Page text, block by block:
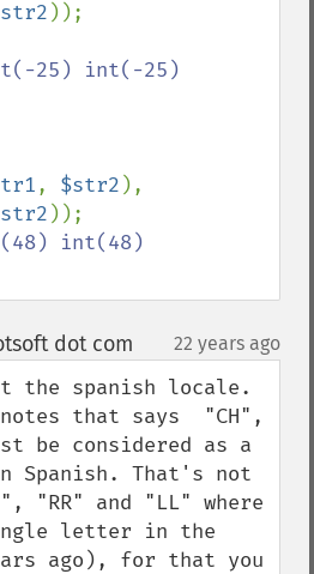
));
25) int(-25)
, $str2
dot com 22 years ago
the spanish locale.
that says  "CH",
be considered as a
That's not
"RR" and "LL" where
letter in the
ago), for that you